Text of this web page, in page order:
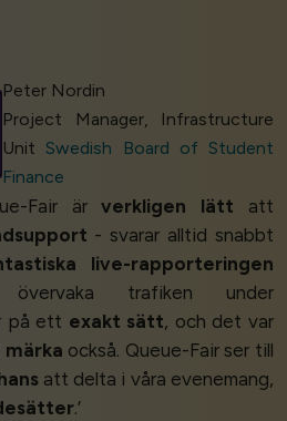
Peter Nordin
Project Manager, Infrastructure
Unit Swedish Board of Student
Finance
Fair ärverkligen lätt att
- svarar alltid snabbt
live-rapporteringen
trafiken under
på ett exakt sätt, och det var
märka också. Queue-Fair ser till
att delta i våra evenemang,
.’